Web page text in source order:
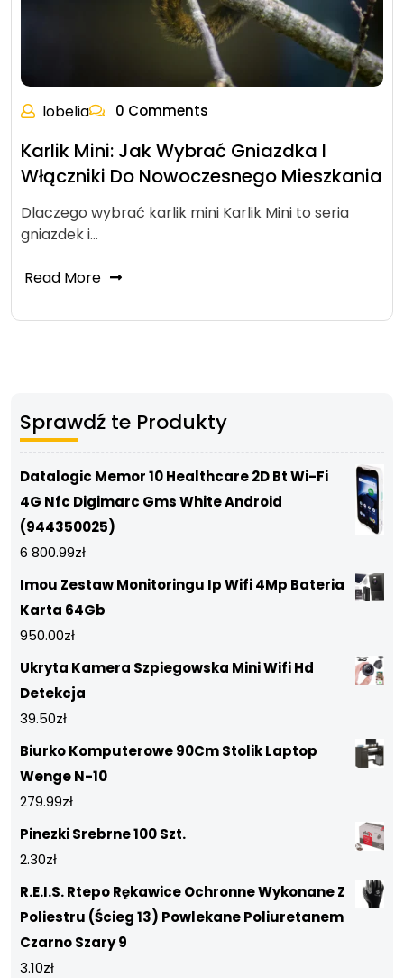
lobelia 0 Comments
Karlik Mini: Jak Wybrać Gniazdka I
Włączniki Do Nowoczesnego Mieszkania
Dlaczego wybrać karlik mini Karlik Mini to seria
gniazdek i…
Read More
Sprawdź te Produkty
Datalogic Memor 10 Healthcare 2D Bt Wi-Fi
4G Nfc Digimarc Gms White Android
(944350025)
6 800.99zł
Imou Zestaw Monitoringu Ip Wifi 4Mp Bateria
Karta 64Gb
950.00zł
Ukryta Kamera Szpiegowska Mini Wifi Hd
Detekcja
39.50zł
Biurko Komputerowe 90Cm Stolik Laptop
Wenge N-10
279.99zł
Pinezki Srebrne 100 Szt.
2.30zł
R.E.I.S. Rtepo Rękawice Ochronne Wykonane Z
Poliestru (Ścieg 13) Powlekane Poliuretanem
Czarno Szary 9
3.10zł